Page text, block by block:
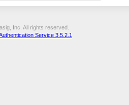
Inc. All rights reserved.
Service 3.5.2.1